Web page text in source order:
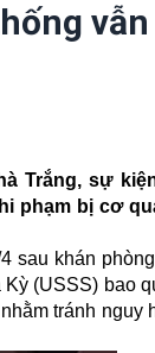
vẫn
Trắng, sự
phạm bị cơ
sau khán
(USSS) bao
tránh nguy